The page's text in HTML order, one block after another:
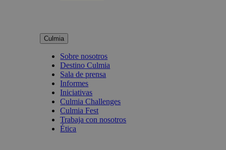
Culmia
Sobre nosotros
Destino Culmia
Sala de prensa
Informes
Iniciativas
Culmia Challenges
Culmia Fest
Trabaja con nosotros
Ética